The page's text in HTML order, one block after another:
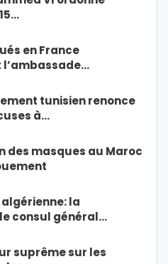
en France
tunisien renonce
à…
des masques au Maroc
la
consul général…
suprême sur les